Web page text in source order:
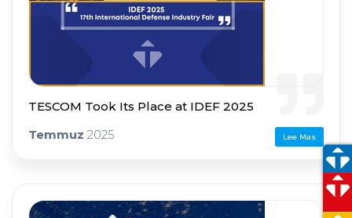
Lee Mas
TESCOM Took Its Place at IDEF 2025
Temmuz 2025